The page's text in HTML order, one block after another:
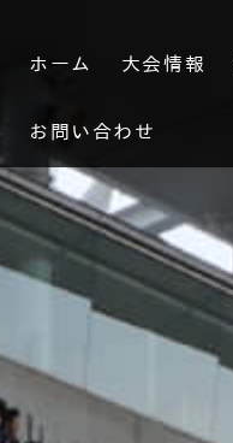
ホーム 大会情報
お問い合わせ